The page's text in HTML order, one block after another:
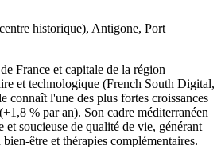
historique), Antigone, Port
France et capitale de la région
et technologique (French South Digital,
connaît l'une des plus fortes croissances
% par an). Son cadre méditerranéen
et soucieuse de qualité de vie, générant
être et thérapies complémentaires.